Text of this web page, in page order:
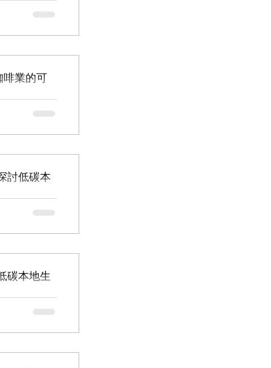
港人特別喜歡喝
啡業的可
重用、永續等
討低碳本
？ 🧑🏻‍🌾🥬：
碳本地生